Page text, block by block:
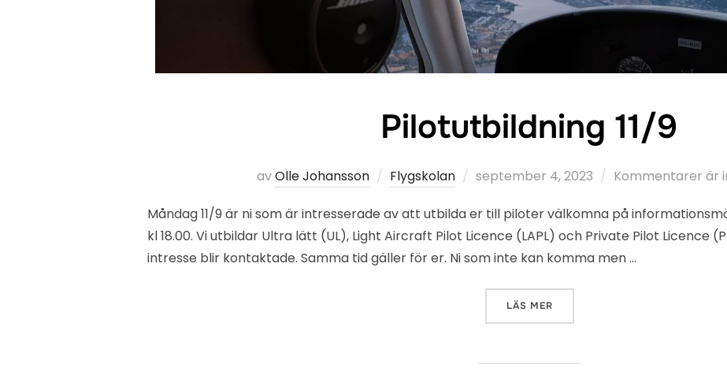
Pilotutbildning 11/9
avOlle Johansson Flygskolan
Publicerat
september 4, 2023 Kommentarer är
Måndag 11/9 är ni som är intresserade av att utbilda er till piloter välkomna på
kl 18.00. Vi utbildar Ultra lätt (UL), Light Aircraft Pilot Licence (LAPL) och Private Pilot Licence
intresse blir kontaktade. Samma tid gäller för er. Ni som inte kan komma men …
LÄS MER”PILOTUTBILDNING 11/9”